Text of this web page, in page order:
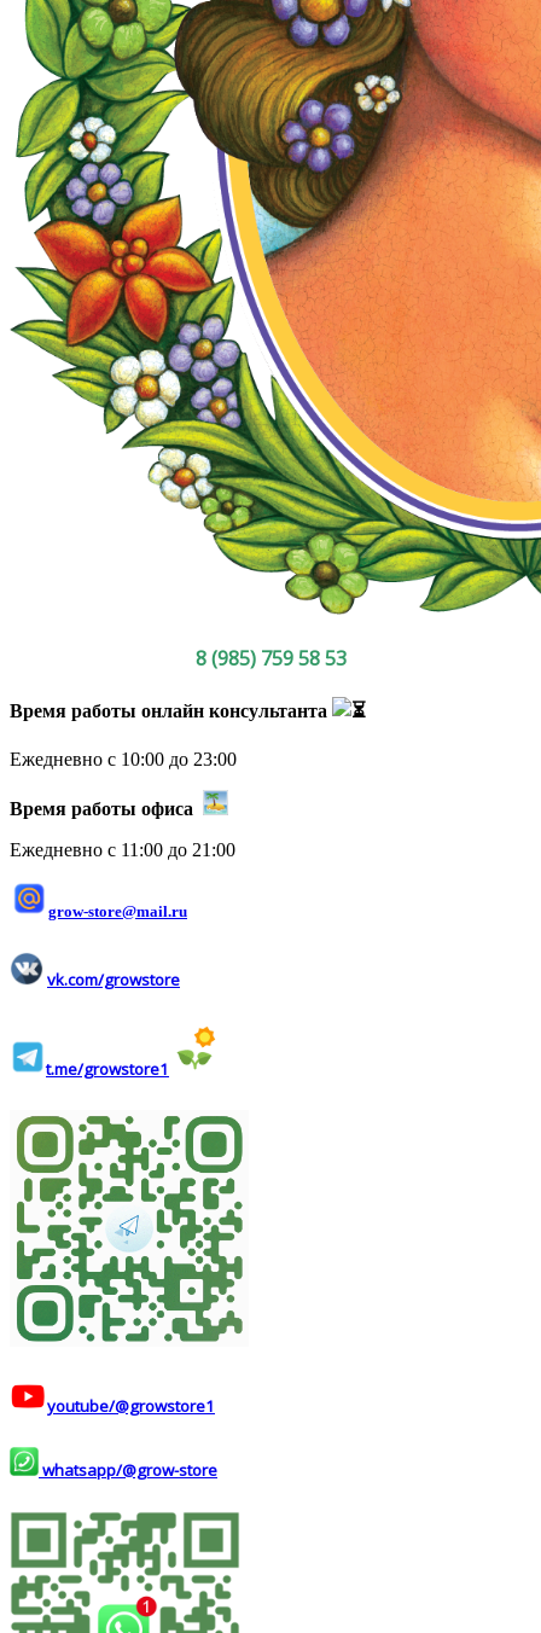
8 (985) 759 58 53
Время работы онлайн консультанта
Ежедневно с 10:00 до 23:00
Время работы офиса
Ежедневно с 11:00 до 21:00
grow-store@mail.ru
vk.com/growstore
t.me/growstore1
youtube/@growstore1
whatsapp/@grow-store